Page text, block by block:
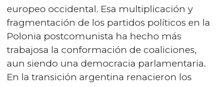
europeo occidental. Esa multiplicación y
fragmentación de los partidos políticos en la
Polonia postcomunista ha hecho más
trabajosa la conformación de coaliciones,
aun siendo una democracia parlamentaria.
En la transición argentina renacieron los